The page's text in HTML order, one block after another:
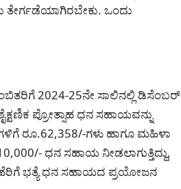
ತೇರ್ಗಡೆಯಾಗಿರಬೇಕು. ಒಂದು
2024-25ನೇ ಸಾಲಿನಲ್ಲಿ ಡಿಸೆಂಬರ್
ಪ್ರೋತ್ಸಾಹ ಧನ ಸಹಾಯವನ್ನು
ರೂ.62,358/-ಗಳು ಹಾಗೂ ಮಹಿಳಾ
ಧನ ಸಹಾಯ ನೀಡಲಾಗುತ್ತಿದ್ದು,
ಹೆರಿಗೆ ಭತ್ಯೆ ಧನ ಸಹಾಯದ ಪ್ರಯೋಜನ